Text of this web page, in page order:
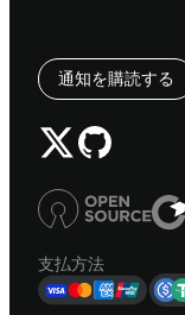
通知を購読する
支払方法